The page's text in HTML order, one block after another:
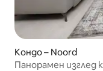
Кондо – Noord
Панорамен изглед